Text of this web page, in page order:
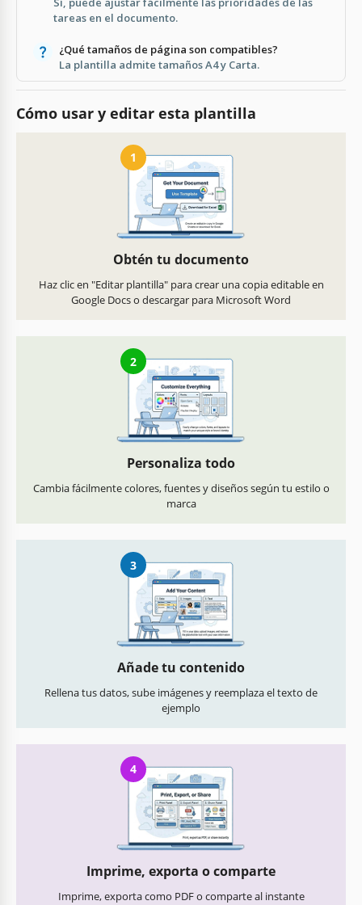
tareas en el documento.
¿Qué tamaños de página son compatibles?
La plantilla admite tamaños A4 y Carta.
Cómo usar y editar esta plantilla
1
Obtén tu documento
Haz clic en "Editar plantilla" para crear una copia editable en
Google Docs o descargar para Microsoft Word
2
Personaliza todo
Cambia fácilmente colores, fuentes y diseños según tu estilo o
marca
3
Añade tu contenido
Rellena tus datos, sube imágenes y reemplaza el texto de
ejemplo
4
Imprime, exporta o comparte
Imprime, exporta como PDF o comparte al instante